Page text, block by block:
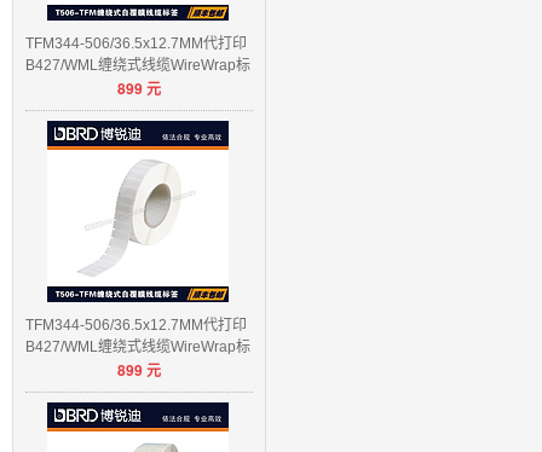
TFM344-506/36.5x12.7MM代打印
B427/WML缠绕式线缆WireWrap标
899元
TFM344-506/36.5x12.7MM代打印
B427/WML缠绕式线缆WireWrap标
899元